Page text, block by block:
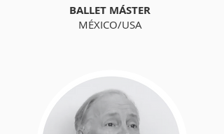
BALLET MÁSTER
MÉXICO/USA